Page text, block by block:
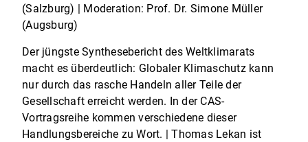
(Salzburg) | Moderation: Prof. Dr. Simone Müller
(Augsburg)
Der jüngste Synthesebericht des Weltklimarats
macht es überdeutlich: Globaler Klimaschutz kann
nur durch das rasche Handeln aller Teile der
Gesellschaft erreicht werden. In der CAS-
Vortragsreihe kommen verschiedene dieser
Handlungsbereiche zu Wort. | Thomas Lekan ist